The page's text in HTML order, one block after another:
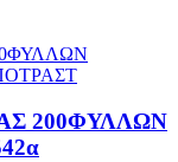
200ΦΥΛΛΩΝ